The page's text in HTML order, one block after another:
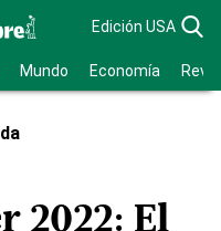
Edición USA
Mundo Economía
2022: El